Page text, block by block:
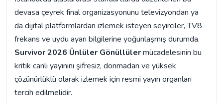
devasa çeyrek final organizasyonunu televizyondan ya
da dijital platformlardan izlemek isteyen seyirciler, TV8
frekans ve uydu ayarı bilgilerine yoğunlaşmış durumda.
Survivor 2026 Ünlüler Gönüllülermücadelesinin bu
kritik canlı yayınını şifresiz, donmadan ve yüksek
çözünürlüklü olarak izlemek için resmi yayın organları
tercih edilmelidir.